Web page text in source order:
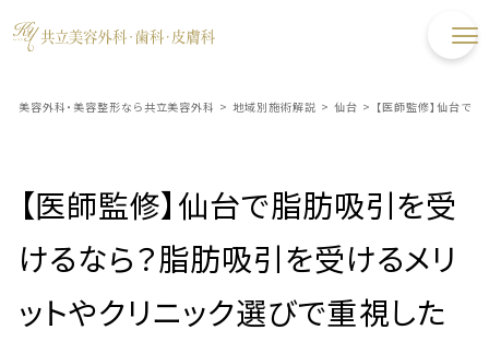
美容外科・美容整形なら共立美容外科 > 地域別施術解説 > 仙台 > 【医師監修】仙台で
【医師監修】仙台で脂肪吸引を受
けるなら？脂肪吸引を受けるメリ
ットやクリニック選びで重視した